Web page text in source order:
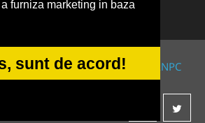
furniza marketing in baza
sunt de acord!
byVilonMedia&TekaBility
ANPC